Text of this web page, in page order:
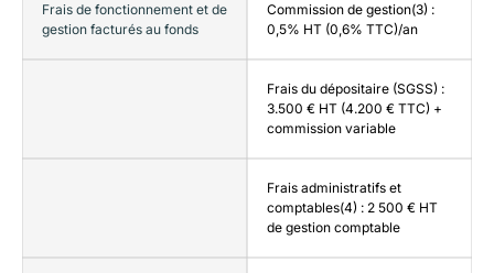
Frais de fonctionnement et de
gestion facturés au fonds
Commission de gestion(3) :
0,5% HT (0,6% TTC)/an
Frais du dépositaire (SGSS) :
3.500 € HT (4.200 € TTC) +
commission variable
Frais administratifs et
comptables(4) : 2 500 € HT
de gestion comptable